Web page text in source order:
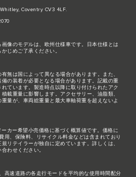
Coventry CV3 4LF.
像のモデルは、欧州仕様車です。日本仕様とは
じめご了承ください。
無は国によって異なる場合があります。また、
の装着が必要となる場合があります。記載の重
ています。製造時点以降に取り付けられたアク
載重量に影響します。アクセサリー、油脂類、
量が、車両総重量と最大車軸荷重を超えないよ
カー希望小売価格に基づく概算値です。価格に
用、保険料、リサイクル料金などは含まれており
リテイラーが独自に定めています。詳しくは、
わせください。
高速道路の各走行モードを平均的な使用時間配分